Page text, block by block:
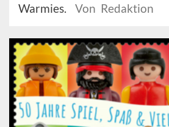
Warmies.
Von Redaktion